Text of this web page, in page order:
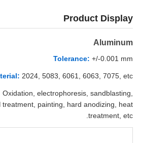
Product Display
Aluminum
Tolerance: +/-0.001 mm
2024, 5083, 6061, 6063, 7075, etc.
Oxidation, electrophoresis, sandblasting,
painting, hard anodizing, heat
treatment, etc.